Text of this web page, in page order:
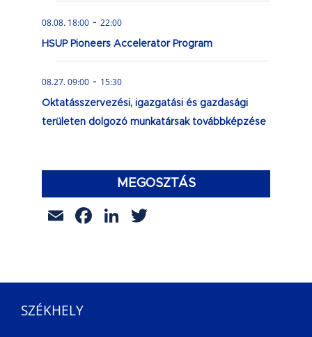
08.08. 18:00 - 22:00
HSUP Pioneers Accelerator Program
08.27. 09:00 - 15:30
Oktatásszervezési, igazgatási és gazdasági
területen dolgozó munkatársak továbbképzése
MEGOSZTÁS
EmailFacebook
LinkedIn
SZÉKHELY